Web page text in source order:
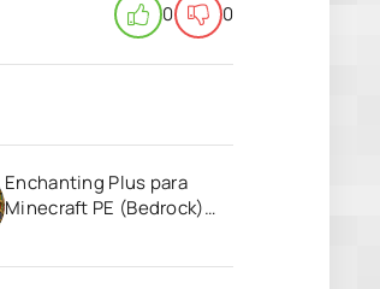
0 0
Enchanting Plus para
Minecraft PE (Bedrock)